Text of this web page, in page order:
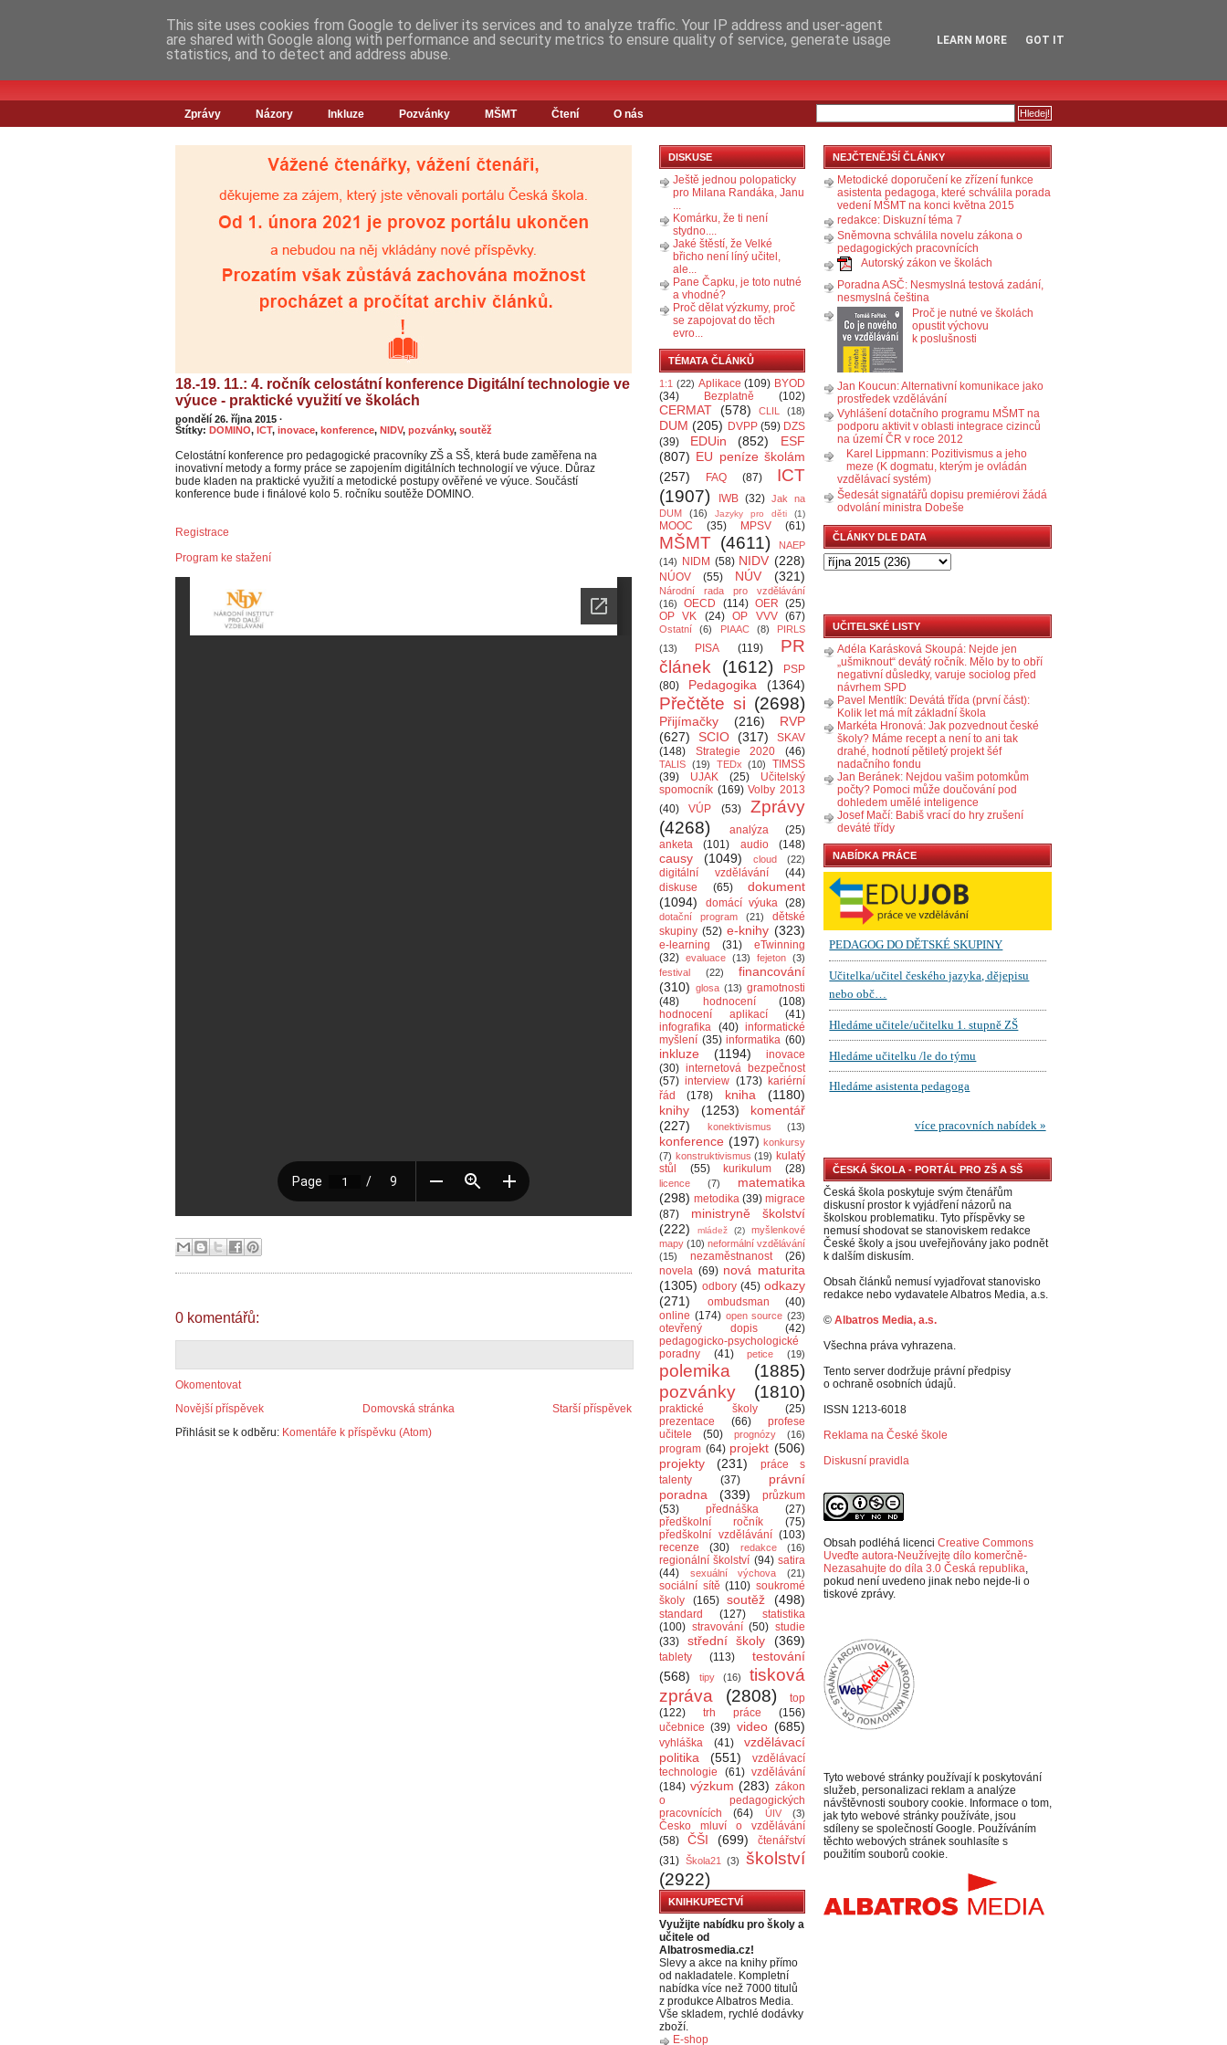
Zprávy Názory Inkluze Pozvánky MŠMT Čtení O nás
18.-19. 11.: 4. ročník celostátní konference Digitální technologie ve
výuce - praktické využití ve školách
pondělí 26. října 2015 ·
Štítky: DOMINO, ICT, inovace, konference, NIDV, pozvánky, soutěž
Celostátní konference pro pedagogické pracovníky ZŠ a SŠ, která bude zaměřena na
inovativní metody a formy práce se zapojením digitálních technologií ve výuce. Důraz
bude kladen na praktické využití a metodické postupy ověřené ve výuce. Součástí
konference bude i finálové kolo 5. ročníku soutěže DOMINO.
Registrace
Program ke stažení
0 komentářů:
Okomentovat
Novější příspěvek
Starší příspěvek
Domovská stránka
Přihlásit se k odběru: Komentáře k příspěvku (Atom)
DISKUSE
Ještě jednou polopaticky
pro Milana Randáka, Janu
...
Komárku, že ti není
stydno....
Jaké štěstí, že Velké
břicho není líný učitel,
ale...
Pane Čapku, je toto nutné
a vhodné?
Proč dělat výzkumy, proč
se zapojovat do těch
evro...
TÉMATA ČLÁNKŮ
1:1 (22) Aplikace (109) BYOD
(34)
Bezplatně (102)
CERMAT (578) CLIL (18)
DUM (205) DVPP (59) DZS
(39)
EDUin (852)
ESF
(807) EU peníze školám
(257)
FAQ (87)
ICT
(1907)
IWB (32) Jak na
DUM
(16) Jazyky pro děti (1)
MOOC (35) MPSV (61)
MŠMT (4611)
NAEP
(14)
NIDM (58) NIDV (228)
NÚOV (55) NÚV (321)
Národní rada pro vzdělávání
(16)
OECD (114) OER (25)
OP VK
(24) OP VVV (67)
Ostatní (6) PIAAC (8)
PIRLS
(13)
PISA (119)
PR
článek
(1612)
PSP
(80)
Pedagogika (1364)
Přečtěte si (2698)
Přijímačky (216)
RVP
(627)
SCIO (317)
SKAV
(148)
Strategie 2020 (46)
TALIS (19) TEDx (10)
TIMSS
(39)
UJAK (25)
Učitelský
spomocník (169) Volby 2013
(40)
VÚP (53)
Zprávy
(4268)
analýza
(25)
anketa
(101) audio (148)
causy (1049) cloud (22)
digitální vzdělávání
(44)
diskuse
(65)
dokument
(1094)
domácí výuka (28)
dotační program (21)
dětské
skupiny (52) e-knihy (323)
e-learning (31)
eTwinning
(32) evaluace (13) fejeton (3)
festival
(22)
financování
(310) glosa (13) gramotnosti
(48)
hodnocení
(108)
hodnocení aplikací
(41)
infografika (40) informatické
myšlení (35) informatika (60)
inkluze (1194)
inovace
(30) internetová bezpečnost
(57) interview (173) kariérní
řád
(178) kniha
(1180)
knihy
(1253)
komentář
(227)
konektivismus (13)
konference (197) konkursy
(7) konstruktivismus (19) kulatý
stůl
(55) kurikulum (28)
licence (7)
matematika
(298) metodika (39) migrace
(87)
ministryně školství
(222)
mládež (2)
myšlenkové
mapy (10) neformální vzdělávání
(15)
nezaměstnanost
(26)
novela (69) nová maturita
(1305) odbory (45) odkazy
(271)
ombudsman
(40)
online (174) open source (23)
otevřený dopis
(42)
pedagogicko-psychologické
poradny
(41) petice (19)
polemika
(1885)
pozvánky
(1810)
praktické školy
(25)
prezentace
(66)
profese
učitele
(50) prognózy (16)
program (64) projekt (506)
projekty
(231)
práce s
talenty
(37)
právní
poradna
(339)
průzkum
(53)
přednáška
(27)
předškolní ročník
(75)
předškolní vzdělávání (103)
recenze
(30) redakce (16)
regionální školství (94) satira
(44)
sexuální výchova (21)
sociální sítě (110) soukromé
školy
(165) soutěž (498)
standard (127)
statistika
(100) stravování (50) studie
(33)
střední školy (369)
tablety (113)
testování
(568)
tipy (16)
tisková
zpráva
(2808)
top
(122)
trh práce
(156)
učebnice (39) video (685)
vyhláška (41)
vzdělávací
politika
(551)
vzdělávací
technologie
(61) vzdělávání
(184) výzkum (283) zákon
o pedagogických
pracovnících
(64) ÚIV (3)
Česko mluví o vzdělávání
(58)
ČŠI (699)
čtenářství
(31) Škola21 (3)
školství
(2922)
KNIHKUPECTVÍ
Využijte nabídku pro školy a
učitele od
Albatrosmedia.cz!
Slevy a akce na knihy přímo
od nakladatele. Kompletní
nabídka více než 7000 titulů
z produkce Albatros Media.
Vše skladem, rychlé dodávky
zboží.
E-shop
NEJČTENĚJŠÍ ČLÁNKY
Metodické doporučení ke zřízení funkce
asistenta pedagoga, které schválila porada
vedení MŠMT na konci května 2015
redakce: Diskuzní téma 7
Sněmovna schválila novelu zákona o
pedagogických pracovnících
Autorský zákon ve školách
Poradna ASČ: Nesmyslná testová zadání,
nesmyslná čeština
Proč je nutné ve školách
opustit výchovu
k poslušnosti
Jan Koucun: Alternativní komunikace jako
prostředek vzdělávání
Vyhlášení dotačního programu MŠMT na
podporu aktivit v oblasti integrace cizinců
na území ČR v roce 2012
Karel Lippmann: Pozitivismus a jeho
meze (K dogmatu, kterým je ovládán
vzdělávací systém)
Šedesát signatářů dopisu premiérovi žádá
odvolání ministra Dobeše
ČLÁNKY DLE DATA
UČITELSKÉ LISTY
Adéla Karásková Skoupá: Nejde jen
„ušmiknout“ devátý ročník. Mělo by to obří
negativní důsledky, varuje sociolog před
návrhem SPD
Pavel Mentlík: Devátá třída (první část):
Kolik let má mít základní škola
Markéta Hronová: Jak pozvednout české
školy? Máme recept a není to ani tak
drahé, hodnotí pětiletý projekt šéf
nadačního fondu
Jan Beránek: Nejdou vašim potomkům
počty? Pomoci může doučování pod
dohledem umělé inteligence
Josef Mačí: Babiš vrací do hry zrušení
deváté třídy
NABÍDKA PRÁCE
ČESKÁ ŠKOLA - PORTÁL PRO ZŠ A SŠ
Česká škola poskytuje svým čtenářům
diskusní prostor k vyjádření názorů na
školskou problematiku. Tyto příspěvky se
nemusí shodovat se stanoviskem redakce
České školy a jsou uveřejňovány jako podnět
k dalším diskusím.
Obsah článků nemusí vyjadřovat stanovisko
redakce nebo vydavatele Albatros Media, a.s.
© Albatros Media, a.s.
Všechna práva vyhrazena.
Tento server dodržuje právní předpisy
o ochraně osobních údajů.
ISSN 1213-6018
Reklama na České škole
Diskusní pravidla
Obsah podléhá licenci Creative Commons
Uveďte autora-Neužívejte dílo komerčně-
Nezasahujte do díla 3.0 Česká republika,
pokud není uvedeno jinak nebo nejde-li o
tiskové zprávy.
Tyto webové stránky používají k poskytování
služeb, personalizaci reklam a analýze
návštěvnosti soubory cookie. Informace o tom,
jak tyto webové stránky používáte, jsou
sdíleny se společností Google. Používáním
těchto webových stránek souhlasíte s
použitím souborů cookie.
This site uses cookies from Google to deliver its services and to analyze traffic. Your IP address and user-agent
are shared with Google along with performance and security metrics to ensure quality of service, generate usage
statistics, and to detect and address abuse.
LEARN MORE GOT IT